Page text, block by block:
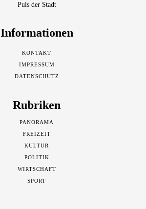
Puls der Stadt
Informationen
KONTAKT
IMPRESSUM
DATENSCHUTZ
Rubriken
PANORAMA
FREIZEIT
KULTUR
POLITIK
WIRTSCHAFT
SPORT